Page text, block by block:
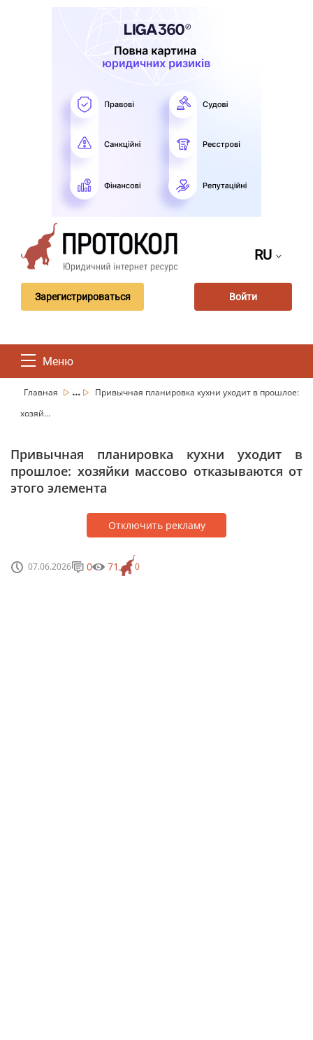
RU
Зарегистрироваться Войти
Меню
Главная ...
Привычная планировка кухни уходит в прошлое:
хозяй...
Привычная планировка кухни уходит в
прошлое: хозяйки массово отказываются от
этого элемента
Отключить рекламу
07.06.2026 0
0 71